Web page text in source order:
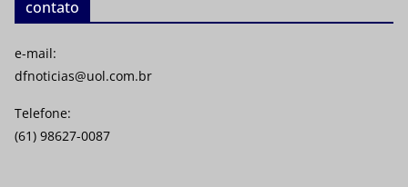
contato
e-mail:
dfnoticias@uol.com.br
Telefone:
(61) 98627-0087